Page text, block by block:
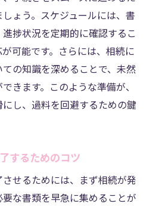
ょう。スケジュールには、書
捗状況を定期的に確認するこ
可能です。さらには、相続に
の知識を深めることで、未然
きます。このような準備が、
し、過料を回避するための鍵
するためのコツ
せるためには、まず相続が発
な書類を早急に集めることが